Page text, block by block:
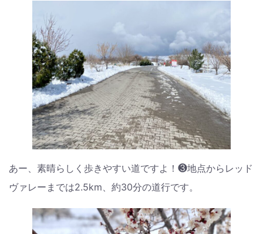
あー、素晴らしく歩きやすい道ですよ！❸地点からレッド
ヴァレーまでは2.5km、約30分の道行です。